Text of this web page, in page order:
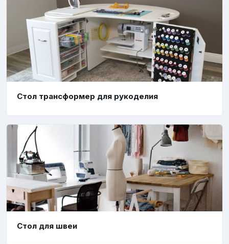
Стол трансформер для рукоделия
Стол для швеи